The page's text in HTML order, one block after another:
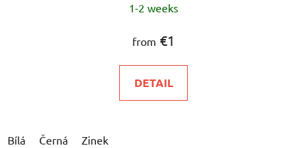
average
product
is
5,0
1-2 weeks
from €1
DETAIL
Bílá Černá Zinek